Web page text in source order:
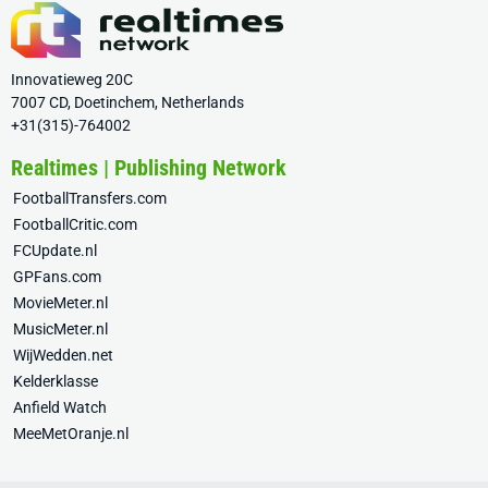
Innovatieweg 20C
7007 CD, Doetinchem, Netherlands
+31(315)-764002
Realtimes | Publishing Network
FootballTransfers.com
FootballCritic.com
FCUpdate.nl
GPFans.com
MovieMeter.nl
MusicMeter.nl
WijWedden.net
Kelderklasse
Anfield Watch
MeeMetOranje.nl